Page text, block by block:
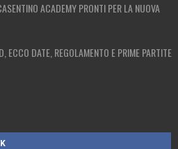
ACADEMY PRONTI PER LA NUOVA
ECCO DATE, REGOLAMENTO E PRIME PARTITE